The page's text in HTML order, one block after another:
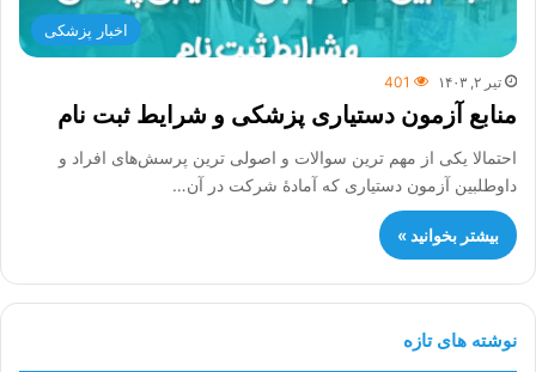
اخبار پزشکی
تیر ۲, ۱۴۰۳ 401
منابع آزمون دستیاری پزشکی و شرایط ثبت نام
احتمالا یکی از مهم ترین سوالات و اصولی ترین پرسش‌های افراد و
داوطلبین آزمون دستیاری که آمادۀ شرکت در آن…
بیشتر بخوانید »
نوشته های تازه